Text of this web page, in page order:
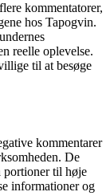
kommentatorer,
hos Tapogvin.
reelle oplevelse.
til at besøge
kommentarer
De
portioner til høje
informationer og